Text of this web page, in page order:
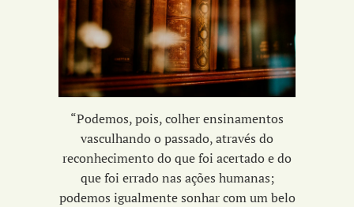
“Podemos, pois, colher ensinamentos
vasculhando o passado, através do
reconhecimento do que foi acertado e do
que foi errado nas ações humanas;
podemos igualmente sonhar com um belo